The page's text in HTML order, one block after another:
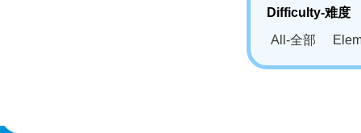
Difficulty-难度
All-全部